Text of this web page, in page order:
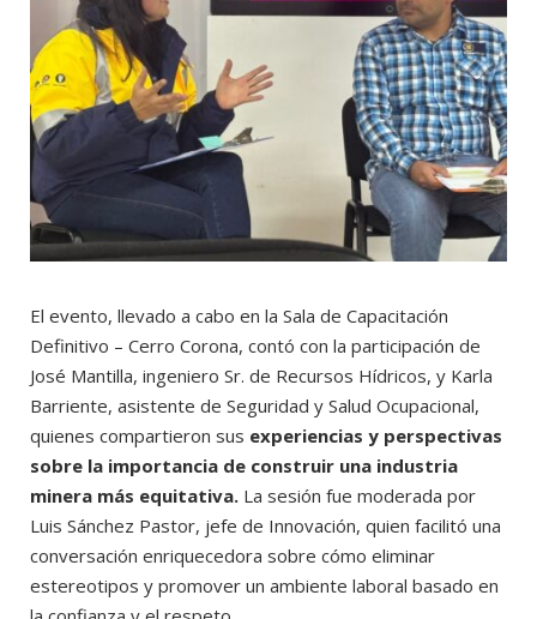
El evento, llevado a cabo en la Sala de Capacitación
Definitivo – Cerro Corona, contó con la participación de
José Mantilla, ingeniero Sr. de Recursos Hídricos, y Karla
Barriente, asistente de Seguridad y Salud Ocupacional,
quienes compartieron sus experiencias y perspectivas
sobre la importancia de construir una industria
minera más equitativa. La sesión fue moderada por
Luis Sánchez Pastor, jefe de Innovación, quien facilitó una
conversación enriquecedora sobre cómo eliminar
estereotipos y promover un ambiente laboral basado en